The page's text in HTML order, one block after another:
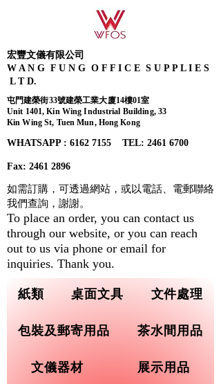
宏豐文儀有限公司
W A N G F U N G O F F I C E S U P P L I E S
L T D.
屯門建榮街33號建榮工業大廈14樓01室
Unit 1401, Kin Wing Industrial Building, 33
Kin Wing St, Tuen Mun, Hong Kong
WHATSAPP : 6162 7155​ TEL: 2461 6700
Fax: 2461 2896
紙類 桌面文具 文件處理
包裝及郵寄用品 茶水間用品
文儀器材 展示用品
如需訂購，可透過網站，或以電話、電郵聯絡
我們查詢， 謝謝。
To place an order, you can contact us
through our website, or you can reach
out to us via phone or email for
inquiries. Thank you.